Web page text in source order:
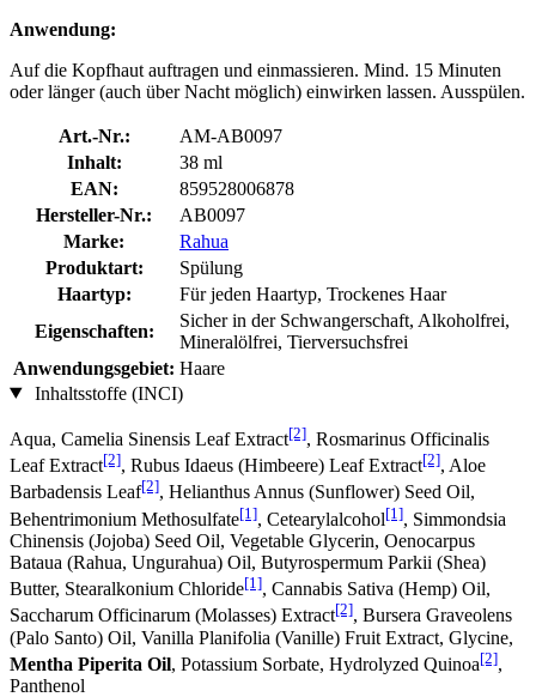
Anwendung:
Auf die Kopfhaut auftragen und einmassieren. Mind. 15 Minuten
oder länger (auch über Nacht möglich) einwirken lassen. Ausspülen.
Art.-Nr.:
AM-AB0097
Inhalt:
38 ml
EAN:
859528006878
Hersteller-Nr.:
AB0097
Marke:
Rahua
Produktart:
Spülung
Haartyp:
Für jeden Haartyp, Trockenes Haar
Eigenschaften:
Sicher in der Schwangerschaft, Alkoholfrei,
Mineralölfrei, Tierversuchsfrei
Anwendungsgebiet: Haare
Inhaltsstoffe (INCI)
Aqua, Camelia Sinensis Leaf Extract[2], Rosmarinus Officinalis
Leaf Extract[2], Rubus Idaeus (Himbeere) Leaf Extract[2], Aloe
Barbadensis Leaf[2], Helianthus Annus (Sunflower) Seed Oil,
Behentrimonium Methosulfate[1], Cetearylalcohol[1], Simmondsia
Chinensis (Jojoba) Seed Oil, Vegetable Glycerin, Oenocarpus
Bataua (Rahua, Ungurahua) Oil, Butyrospermum Parkii (Shea)
Butter, Stearalkonium Chloride[1], Cannabis Sativa (Hemp) Oil,
Saccharum Officinarum (Molasses) Extract[2], Bursera Graveolens
(Palo Santo) Oil, Vanilla Planifolia (Vanille) Fruit Extract, Glycine,
Mentha Piperita Oil, Potassium Sorbate, Hydrolyzed Quinoa[2],
Panthenol